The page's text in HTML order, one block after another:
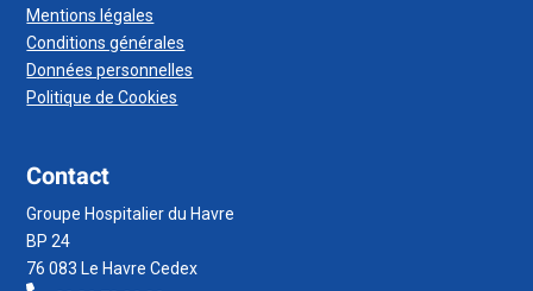
Mentions légales
Conditions générales
Données personnelles
Politique de Cookies
Contact
Groupe Hospitalier du Havre
BP 24
76 083 Le Havre Cedex